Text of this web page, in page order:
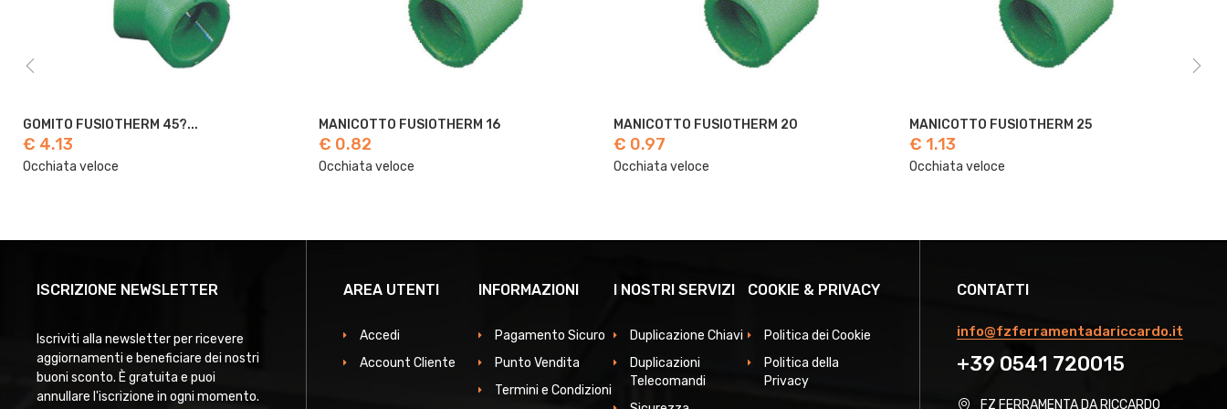
€ 0.82
Occhiata veloce
MANICOTTO FUSIOTHERM 20
€ 0.97
Occhiata veloce
MANICOTTO FUSIOTHERM 25
€ 1.13
Occhiata veloce
MANICOTTO FUSIOTHERM 32
€ 1.69
Occhiata veloce
ISCRIZIONE NEWSLETTER
Iscriviti alla newsletter per ricevere
aggiornamenti e beneficiare dei nostri
buoni sconto. È gratuita e puoi
annullare l'iscrizione in ogni momento.
CONTATTI
info@fzferramentadariccardo.it
+39 0541 720015
FZ FERRAMENTA DA RICCARDO
AREA UTENTI
Accedi
Account Cliente
INFORMAZIONI
Pagamento Sicuro
Punto Vendita
Termini e Condizioni
I NOSTRI SERVIZI
Duplicazione Chiavi
Duplicazioni
Telecomandi
COOKIE & PRIVACY
Politica dei Cookie
Politica della
Privacy